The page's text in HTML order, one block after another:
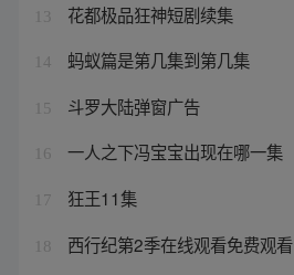
13 花都极品狂神短剧续集
14 蚂蚁篇是第几集到第几集
15 斗罗大陆弹窗广告
16 一人之下冯宝宝出现在哪一集
17 狂王11集
18 西行纪第2季在线观看免费观看